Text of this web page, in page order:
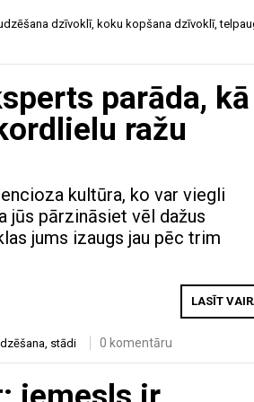
dzīvoklī, koku kopšana dzīvoklī,
parāda, kā
ražu
kultūra, ko var viegli
jūs pārzināsiet vēl dažus
jums izaugs jau pēc trim
LASĪT
stādi 0 komentāru